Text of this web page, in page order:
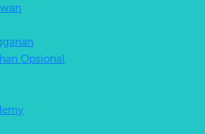
Opsional
SDM dan
Perusahaan Masa
Penghargaan: